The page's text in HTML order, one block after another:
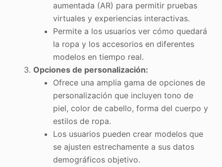
aumentada (AR) para permitir pruebas
virtuales y experiencias interactivas.
Permite a los usuarios ver cómo quedará
la ropa y los accesorios en diferentes
modelos en tiempo real.
Opciones de personalización:
Ofrece una amplia gama de opciones de
personalización que incluyen tono de
piel, color de cabello, forma del cuerpo y
estilos de ropa.
Los usuarios pueden crear modelos que
se ajusten estrechamente a sus datos
demográficos objetivo.